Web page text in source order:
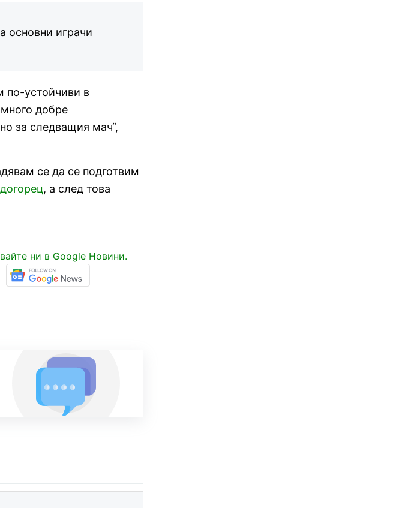
основни играчи
по-устойчиви в
добре
за следващия мач“,
се да се подготвим
, а след това
ни в Google Новини.